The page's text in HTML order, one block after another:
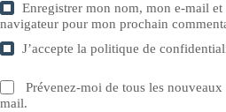
Enregistrer mon nom, mon e-mail et
navigateur pour mon prochain
J’accepte lapolitique de
Prévenez-moi de tous les
mail.